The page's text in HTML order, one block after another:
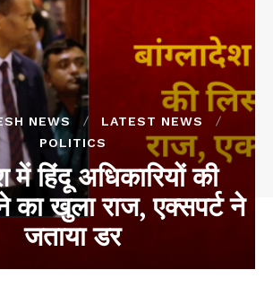
NEWS
LATEST NEWS
POLITICS
में हिंदू अधिकारियों की
का खुला राज, एक्सपर्ट ने
जताया डर